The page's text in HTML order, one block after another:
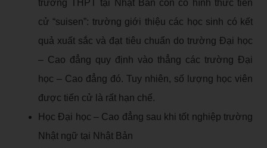
trường THPT tại Nhật Bản còn có hình thức tiến
cử “suisen”: trường giới thiệu các học sinh có kết
quả xuất sắc và đạt tiêu chuẩn do trường Đại học
– Cao đẳng quy định vào thẳng các trường Đại
học – Cao đẳng đó. Tuy nhiên, số lượng học viên
được tiến cử là rất hạn chế.
Học Đại học – Cao đẳng sau khi tốt nghiệp trường
Nhật ngữ tại Nhật Bản